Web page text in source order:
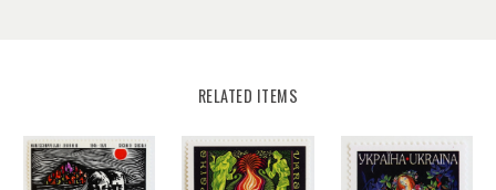
RELATED ITEMS